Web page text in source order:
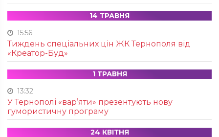
14 ТРАВНЯ
15:56
Тиждень спеціальних цін ЖК Тернополя від
«Креатор-Буд»
1 ТРАВНЯ
13:32
У Тернополі «вар’яти» презентують нову
гумористичну програму
24 КВІТНЯ